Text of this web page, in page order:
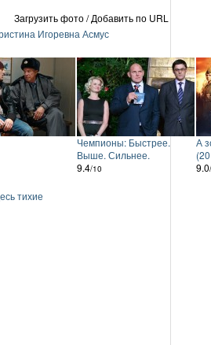
Загрузить фото/Добавить по URL
Чемпионы: Быстрее.
Выше. Сильнее.
9.4/10
А
9.0
тихие